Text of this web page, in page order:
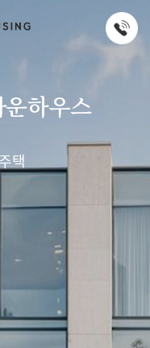
하우스
택